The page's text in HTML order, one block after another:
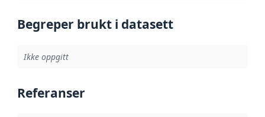
Begreper brukt i datasett
Ikke oppgitt
Referanser